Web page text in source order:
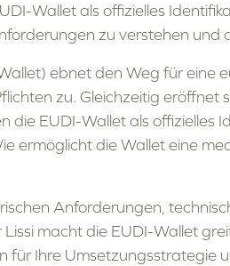
Wallet als offizielles
zu verstehen
ebnet den Weg für
zu. Gleichzeitig
die EUDI-Wallet als
ermöglicht die Wallet eine
Anforderungen,
macht die EUDI-Wallet
Ihre Umsetzungsstrategie